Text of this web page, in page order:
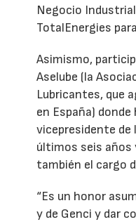
Negocio
TotalEnergies
Asimismo,
Aselube (la
Lubricantes, que
en España)
vicepresidente de
últimos seis años
también el cargo
“Es un honor
y de Genci y dar